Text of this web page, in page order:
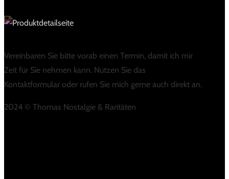
Vereinbaren Sie bitte vorab einen Termin, damit ich mir
Zeit für Sie nehmen kann. Nutzen Sie das
Kontaktformular oder rufen Sie mich gerne auch direkt an.
2024 © Thomas Nostalgie & Raritäten